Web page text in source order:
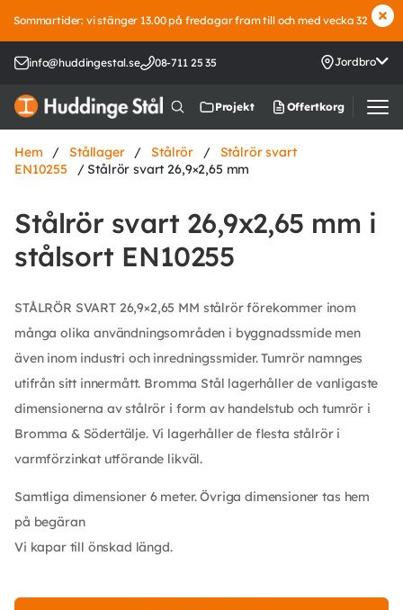
Sommartider: vi stänger 13.00 på fredagar fram till och med vecka 32
info@huddingestal.se 08-711 25 35 Jordbro
Projekt Offertkorg
Hem / Stållager / Stålrör /
Stålrör svart
EN10255
/ Stålrör svart 26,9×2,65 mm
Stålrör svart 26,9x2,65 mm i
stålsort EN10255
STÅLRÖR SVART 26,9×2,65 MM stålrör förekommer inom
många olika användningsområden i byggnadssmide men
även inom industri och inredningssmider. Tumrör namnges
utifrån sitt innermått. Bromma Stål lagerhåller de vanligaste
dimensionerna av stålrör i form av handelstub och tumrör i
Bromma & Södertälje. Vi lagerhåller de flesta stålrör i
varmförzinkat utförande likväl.
Samtliga dimensioner 6 meter. Övriga dimensioner tas hem
på begäran
Vi kapar till önskad längd.